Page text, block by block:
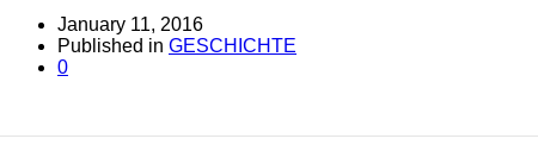
January 11, 2016
Published in GESCHICHTE
0